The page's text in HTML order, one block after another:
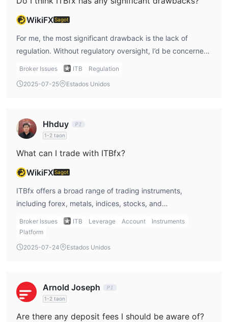
Bonus
mga gumagamit.
WikiFXSagot
For me, the most significant drawback is the lack of
regulation. Without regulatory oversight, I’d be concerned
about the safety of my funds and how disputes would be
that they restrict users in major countries like the USA and
process.
Broker Issues ITB
Regulation
2025-07-25
Estados Unidos
Hhduy
1-2 taon
What can I trade with ITBfx?
WikiFXSagot
ITBfx offers a broad range of trading instruments,
including forex, metals, indices, stocks, and
cryptocurrencies. I like this variety because it allows me to
diversify my trades across different markets. Whether I’m
trading currency pairs, precious metals like gold, or even
Broker Issues ITB Leverage Account
Instruments
Platform
2025-07-24
Estados Unidos
Arnold Joseph
1-2 taon
Are there any deposit fees I should be aware of?